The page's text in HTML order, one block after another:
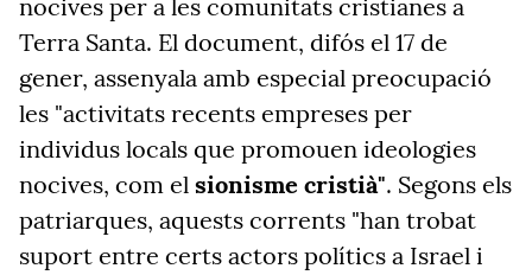
nocives per a les comunitats cristianes a
Terra Santa. El document, difós el 17 de
gener, assenyala amb especial preocupació
les "activitats recents empreses per
individus locals que promouen ideologies
nocives, com el sionisme cristià". Segons els
patriarques, aquests corrents "han trobat
suport entre certs actors polítics a Israel i